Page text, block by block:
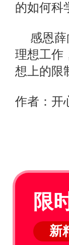
的如何科
感恩薛
理想工作
想上的限
作者：开
限
新